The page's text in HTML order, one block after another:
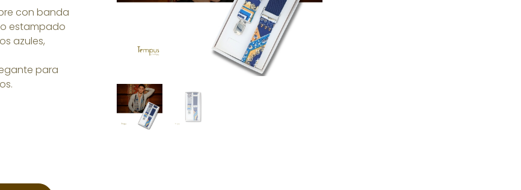
con banda
estampado
azules,
para